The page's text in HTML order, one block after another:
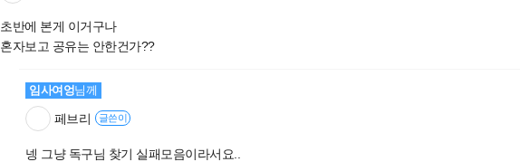
초반에 본게 이거구나
혼자보고 공유는 안한건가??
임사여엉님께
페브리 글쓴이
넹 그냥 독구님 찾기 실패모음이라서요..